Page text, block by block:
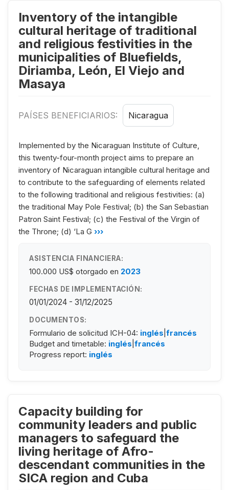
Inventory of the intangible
cultural heritage of traditional
and religious festivities in the
municipalities of Bluefields,
Diriamba, León, El Viejo and
Masaya
PAÍSES BENEFICIARIOS: Nicaragua
Implemented by the Nicaraguan Institute of Culture,
this twenty-four-month project aims to prepare an
inventory of Nicaraguan intangible cultural heritage and
to contribute to the safeguarding of elements related
to the following traditional and religious festivities: (a)
the traditional May Pole Festival; (b) the San Sebastian
Patron Saint Festival; (c) the Festival of the Virgin of
the Throne; (d) ‘La G ›››
ASISTENCIA FINANCIERA:
100.000 US$ otorgado en 2023
FECHAS DE IMPLEMENTACIÓN:
01/01/2024 - 31/12/2025
DOCUMENTOS:
Formulario de solicitud ICH-04: inglés francés
Budget and timetable: inglés francés
Progress report: inglés
Capacity building for
community leaders and public
managers to safeguard the
living heritage of Afro-
descendant communities in the
SICA region and Cuba